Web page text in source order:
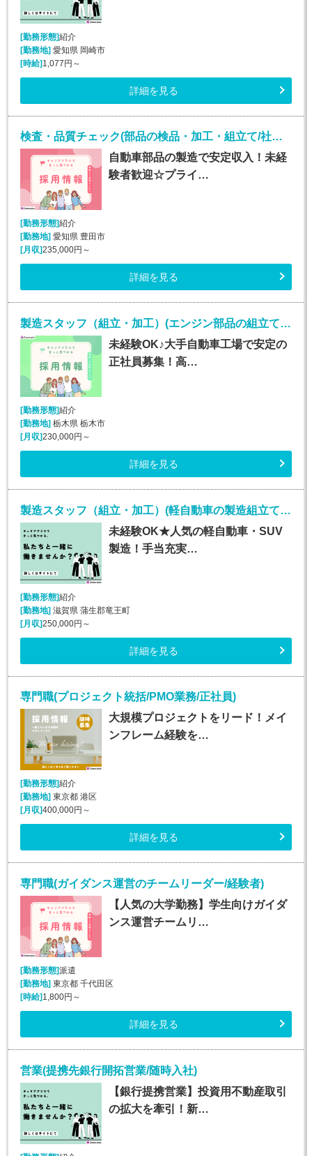
[勤務形態]紹介
[勤務地]愛知県 岡崎市
[時給]1,077円～
詳細を見る
検査・品質チェック(部品の検品・加工・組立て/社宅費全額補助)
自動車部品の製造で安定収入！未経
験者歓迎☆プライ…
[勤務形態]紹介
[勤務地] 愛知県 豊田市
[月収]235,000円～
詳細を見る
製造スタッフ（組立・加工）(エンジン部品の組立て・ピッキング/土日休みで月収29万円可)
未経験OK♪大手自動車工場で安定の
正社員募集！高…
[勤務形態]紹介
[勤務地] 栃木県 栃木市
[月収]230,000円～
詳細を見る
製造スタッフ（組立・加工）(軽自動車の製造組立て・検査/20～30代男性活躍中)
未経験OK★人気の軽自動車・SUV
製造！手当充実…
[勤務形態]紹介
[勤務地]滋賀県 蒲生郡竜王町
[月収]250,000円～
詳細を見る
専門職(プロジェクト統括/PMO業務/正社員)
大規模プロジェクトをリード！メイ
ンフレーム経験を…
[勤務形態]紹介
[勤務地] 東京都 港区
[月収]400,000円～
詳細を見る
専門職(ガイダンス運営のチームリーダー/経験者)
【人気の大学勤務】学生向けガイダ
ンス運営チームリ…
[勤務形態]派遣
[勤務地] 東京都 千代田区
[時給] 1,800円～
詳細を見る
営業(提携先銀行開拓営業/随時入社)
【銀行提携営業】投資用不動産取引
の拡大を牽引！新…